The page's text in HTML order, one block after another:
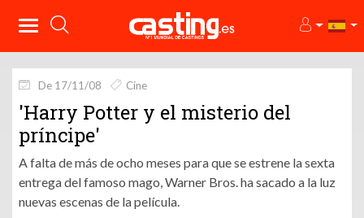
De 17/11/08 Cine
'Harry Potter y el misterio del
príncipe'
A falta de más de ocho meses para que se estrene la sexta
entrega del famoso mago, Warner Bros. ha sacado a la luz
nuevas escenas de la película.